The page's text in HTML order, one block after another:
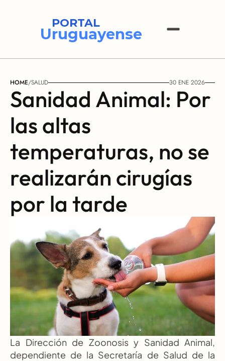
PORTAL
Uruguayense
HOME/SALUD 30 ENE 2026
Sanidad Animal: Por
las altas
temperaturas, no se
realizarán cirugías
por la tarde
La Dirección de Zoonosis y Sanidad Animal,
dependiente de la Secretaría de Salud de la